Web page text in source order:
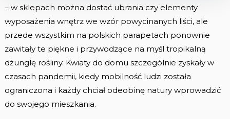
– w sklepach można dostać ubrania czy elementy
wyposażenia wnętrz we wzór powycinanych liści, ale
przede wszystkim na polskich parapetach ponownie
zawitały te piękne i przywodzące na myśl tropikalną
dżunglę rośliny. Kwiaty do domu szczególnie zyskały w
czasach pandemii, kiedy mobilność ludzi została
ograniczona i każdy chciał odeobinę natury wprowadzić
do swojego mieszkania.